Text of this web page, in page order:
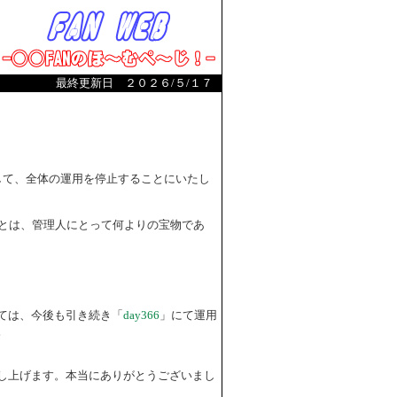
最終更新日 ２０２６/５/１７
、全体の運用を停止することにいたし
は、管理人にとって何よりの宝物であ
は、今後も引き続き「 day366 」にて運用
げます。本当にありがとうございまし